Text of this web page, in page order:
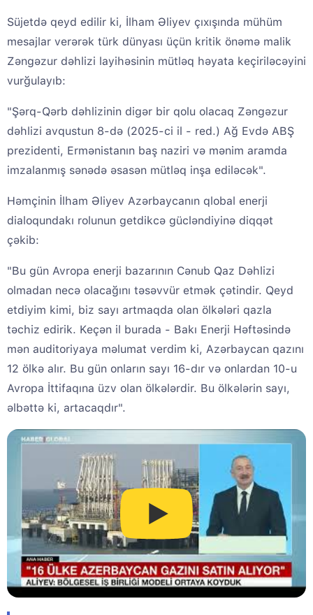
Süjetdə qeyd edilir ki, İlham Əliyev çıxışında mühüm
mesajlar verərək türk dünyası üçün kritik önəmə malik
Zəngəzur dəhlizi layihəsinin mütləq həyata keçiriləcəyini
vurğulayıb:
"Şərq-Qərb dəhlizinin digər bir qolu olacaq Zəngəzur
dəhlizi avqustun 8-də (2025-ci il - red.) Ağ Evdə ABŞ
prezidenti, Ermənistanın baş naziri və mənim aramda
imzalanmış sənədə əsasən mütləq inşa ediləcək".
Həmçinin İlham Əliyev Azərbaycanın qlobal enerji
dialoqundakı rolunun getdikcə gücləndiyinə diqqət
çəkib:
"Bu gün Avropa enerji bazarının Cənub Qaz Dəhlizi
olmadan necə olacağını təsəvvür etmək çətindir. Qeyd
etdiyim kimi, biz sayı artmaqda olan ölkələri qazla
təchiz edirik. Keçən il burada - Bakı Enerji Həftəsində
mən auditoriyaya məlumat verdim ki, Azərbaycan qazını
12 ölkə alır. Bu gün onların sayı 16-dır və onlardan 10-u
Avropa İttifaqına üzv olan ölkələrdir. Bu ölkələrin sayı,
əlbəttə ki, artacaqdır".